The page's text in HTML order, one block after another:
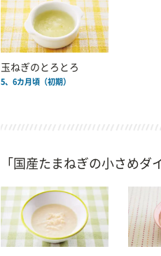
玉ねぎのとろとろ
5、6カ月頃（初期）
「国産たまねぎの小さめダ